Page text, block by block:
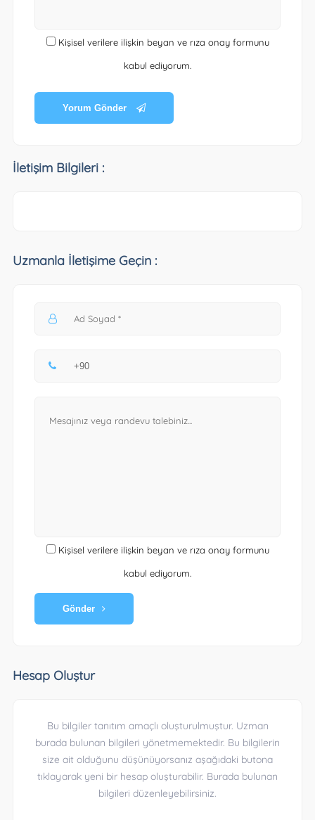
Kişisel verilere ilişkin beyan ve rıza onay formunu
kabul ediyorum.
Yorum Gönder
İletişim Bilgileri :
Uzmanla İletişime Geçin :
Kişisel verilere ilişkin beyan ve rıza onay formunu
kabul ediyorum.
Gönder
Hesap Oluştur
Bu bilgiler tanıtım amaçlı oluşturulmuştur. Uzman
burada bulunan bilgileri yönetmemektedir. Bu bilgilerin
size ait olduğunu düşünüyorsanız aşağıdaki butona
tıklayarak yeni bir hesap oluşturabilir. Burada bulunan
bilgileri düzenleyebilirsiniz.